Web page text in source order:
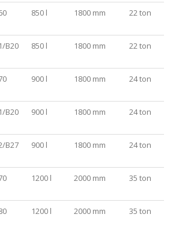
850 l 1800 mm 22 ton
B20 850 l 1800 mm 22 ton
900 l 1800 mm 24 ton
B20 900 l 1800 mm 24 ton
B27 900 l 1800 mm 24 ton
1200 l 2000 mm 35 ton
1200 l 2000 mm 35 ton